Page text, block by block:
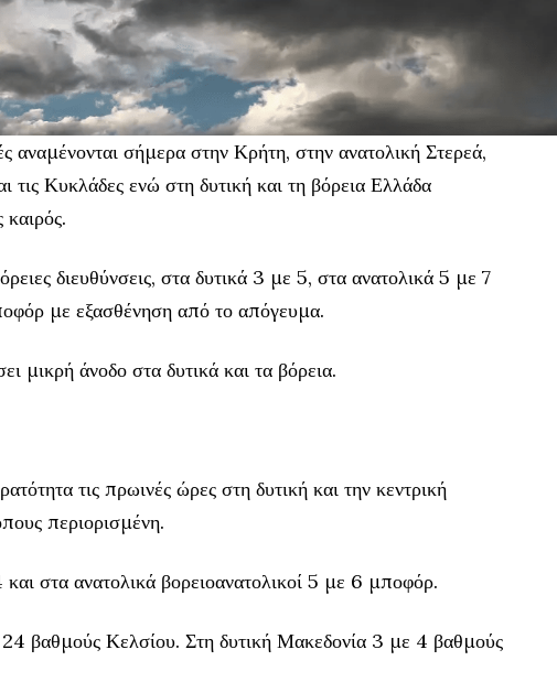
αναμένονται σήμερα στην Κρήτη, στην ανατολική Στερεά,
τις Κυκλάδες ενώ στη δυτική και τη βόρεια Ελλάδα
καιρός.
διευθύνσεις, στα δυτικά 3 με 5, στα ανατολικά 5 με 7
με εξασθένηση από το απόγευμα.
μικρή άνοδο στα δυτικά και τα βόρεια.
τις πρωινές ώρες στη δυτική και την κεντρική
περιορισμένη.
στα ανατολικά βορειοανατολικοί 5 με 6 μποφόρ.
βαθμούς Κελσίου. Στη δυτική Μακεδονία 3 με 4 βαθμούς